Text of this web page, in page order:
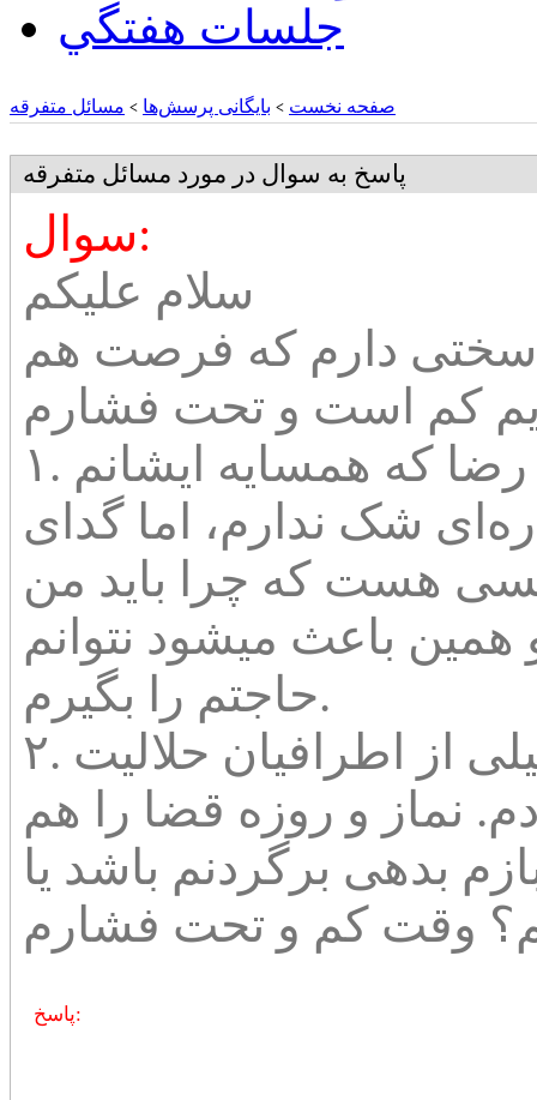
جلسات هفتگي
صفحه نخست > بایگانی پرسش‌ها > مسائل متفرقه
پاسخ به سوال در مورد مسائل متفرقه
سوال:
سلام علیکم
سختی دارم که فرصت هم
۱. چطور میتوانم از حضرت رضا که همسایه ایشانم
شک ندارم، اما گدای
هست که چرا باید من
همین باعث میشود نتوانم
حاجتم را بگیرم.
۲. برای چله زیارت عاشورا از خیلی از اطرافیان حلالیت
نماز و روزه قضا را هم
بدهی بر‌گردنم باشد یا
وقت کم و تحت فشارم
پاسخ: